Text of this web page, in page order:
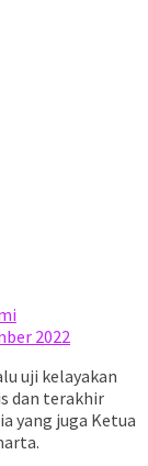
2022
uji kelayakan
dan terakhir
yang juga Ketua